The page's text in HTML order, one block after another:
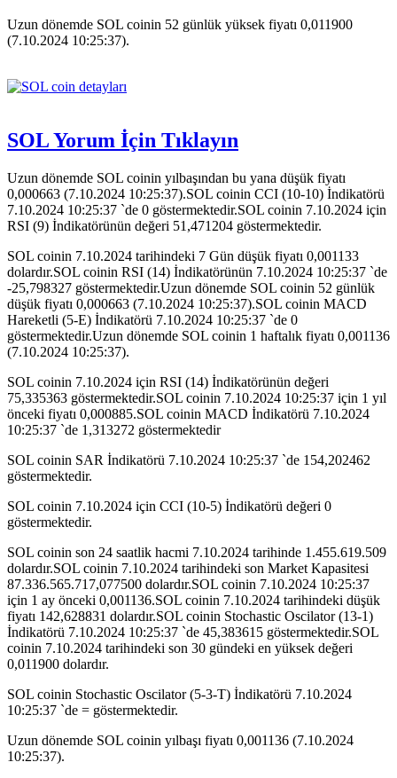
Uzun dönemde SOL coinin 52 günlük yüksek fiyatı 0,011900
(7.10.2024 10:25:37).
SOL Yorum İçin Tıklayın
Uzun dönemde SOL coinin yılbaşından bu yana düşük fiyatı
0,000663 (7.10.2024 10:25:37).SOL coinin CCI (10-10) İndikatörü
7.10.2024 10:25:37 `de 0 göstermektedir.SOL coinin 7.10.2024 için
RSI (9) İndikatörünün değeri 51,471204 göstermektedir.
SOL coinin 7.10.2024 tarihindeki 7 Gün düşük fiyatı 0,001133
dolardır.SOL coinin RSI (14) İndikatörünün 7.10.2024 10:25:37 `de
-25,798327 göstermektedir.Uzun dönemde SOL coinin 52 günlük
düşük fiyatı 0,000663 (7.10.2024 10:25:37).SOL coinin MACD
Hareketli (5-E) İndikatörü 7.10.2024 10:25:37 `de 0
göstermektedir.Uzun dönemde SOL coinin 1 haftalık fiyatı 0,001136
(7.10.2024 10:25:37).
SOL coinin 7.10.2024 için RSI (14) İndikatörünün değeri
75,335363 göstermektedir.SOL coinin 7.10.2024 10:25:37 için 1 yıl
önceki fiyatı 0,000885.SOL coinin MACD İndikatörü 7.10.2024
10:25:37 `de 1,313272 göstermektedir
SOL coinin SAR İndikatörü 7.10.2024 10:25:37 `de 154,202462
göstermektedir.
SOL coinin 7.10.2024 için CCI (10-5) İndikatörü değeri 0
göstermektedir.
SOL coinin son 24 saatlik hacmi 7.10.2024 tarihinde 1.455.619.509
dolardır.SOL coinin 7.10.2024 tarihindeki son Market Kapasitesi
87.336.565.717,077500 dolardır.SOL coinin 7.10.2024 10:25:37
için 1 ay önceki 0,001136.SOL coinin 7.10.2024 tarihindeki düşük
fiyatı 142,628831 dolardır.SOL coinin Stochastic Oscilator (13-1)
İndikatörü 7.10.2024 10:25:37 `de 45,383615 göstermektedir.SOL
coinin 7.10.2024 tarihindeki son 30 gündeki en yüksek değeri
0,011900 dolardır.
SOL coinin Stochastic Oscilator (5-3-T) İndikatörü 7.10.2024
10:25:37 `de = göstermektedir.
Uzun dönemde SOL coinin yılbaşı fiyatı 0,001136 (7.10.2024
10:25:37).